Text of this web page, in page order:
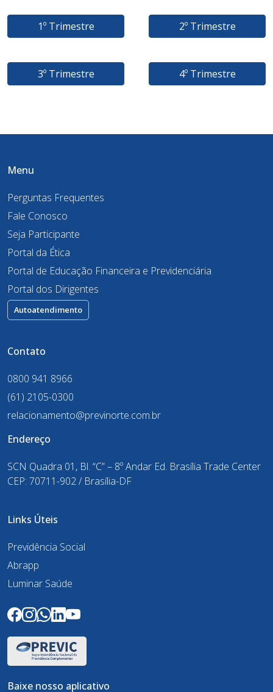
1º Trimestre 2º Trimestre
3º Trimestre 4º Trimestre
Menu
Perguntas Frequentes
Fale Conosco
Seja Participante
Portal da Ética
Portal de Educação Financeira e Previdenciária
Portal dos Dirigentes
Autoatendimento
Contato
0800 941 8966
(61) 2105-0300
relacionamento@previnorte.com.br
Endereço
SCN Quadra 01, Bl. “C” – 8º Andar Ed. Brasília Trade Center
CEP: 70711-902 / Brasília-DF
Links Úteis
Previdência Social
Abrapp
Luminar Saúde
Baixe nosso aplicativo